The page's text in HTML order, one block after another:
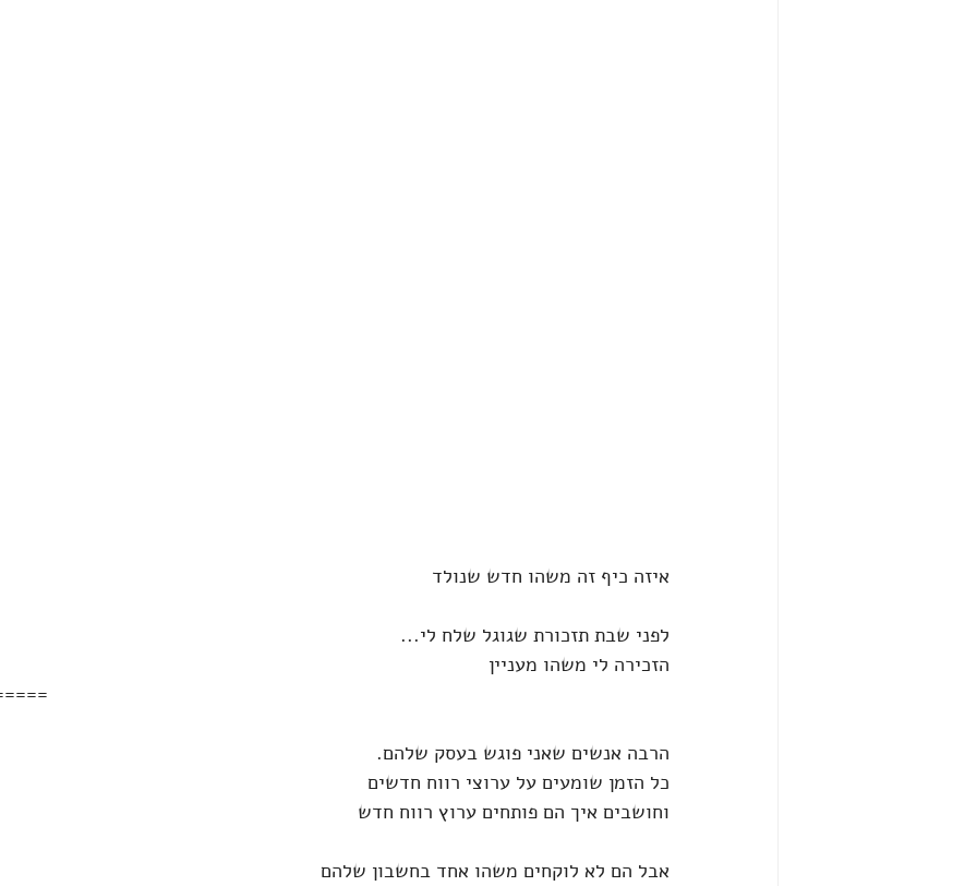
איזה כיף זה משהו חדש שנולד
לפני שבת תזכורת שגוגל שלח לי...
הזכירה לי משהו מעניין
הרבה אנשים שאני פוגש בעסק שלהם.
כל הזמן שומעים על ערוצי רווח חדשים
וחושבים איך הם פותחים ערוץ רווח חדש
אבל הם לא לוקחים משהו אחד בחשבון שלהם